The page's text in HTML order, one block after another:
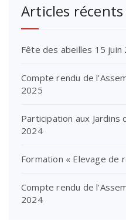
Articles récents
Fête des abeilles 15 juin
Compte rendu de
2025
Participation aux Jardins
2024
Formation « Elevage de
Compte rendu de
2024